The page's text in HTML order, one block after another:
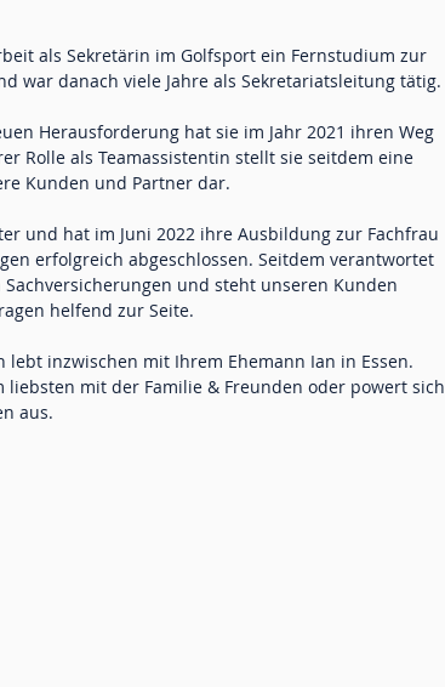
als Sekretärin im Golfsport ein Fernstudium zur
war danach viele Jahre als Sekretariatsleitung tätig.
Herausforderung hat sie im Jahr 2021 ihren Weg
Rolle als Teamassistentin stellt sie seitdem eine
Kunden und Partner dar.
und hat im Juni 2022 ihre Ausbildung zur Fachfrau
erfolgreich abgeschlossen. Seitdem verantwortet
und steht unseren Kunden
helfend zur Seite.
lebt inzwischen mit Ihrem Ehemann Ian in Essen.
liebsten mit der Familie & Freunden oder powert sich
aus.